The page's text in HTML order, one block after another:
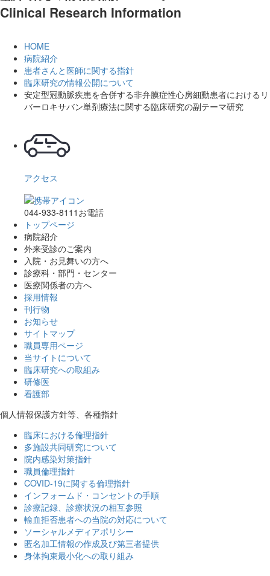
Clinical Research Information
HOME
病院紹介
患者さんと医師に関する指針
臨床研究の情報公開について
安定型冠動脈疾患を合併する非弁膜症性心房細動患者におけるリ
バーロキサバン単剤療法に関する臨床研究の副テーマ研究
アクセス
044-933-8111 お電話
トップページ
病院紹介
外来受診のご案内
入院・お見舞いの方へ
診療科・部門・センター
医療関係者の方へ
採用情報
刊行物
お知らせ
サイトマップ
職員専用ページ
当サイトについて
臨床研究への取組み
研修医
看護部
個人情報保護方針等、各種指針
臨床における倫理指針
多施設共同研究について
院内感染対策指針
職員倫理指針
COVID-19に関する倫理指針
インフォームド・コンセントの手順
診療記録、診療状況の相互参照
輸血拒否患者への当院の対応について
ソーシャルメディアポリシー
匿名加工情報の作成及び第三者提供
身体拘束最小化への取り組み